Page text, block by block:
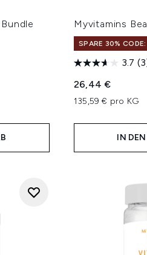
Myvitamins
SPARE 30% CODE:
3.7
26,44 €
135,59 € pro KG
IN